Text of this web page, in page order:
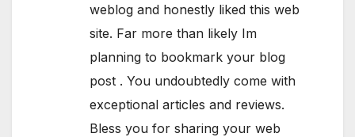
weblog and honestly liked this web
site. Far more than likely Im
planning to bookmark your blog
post . You undoubtedly come with
exceptional articles and reviews.
Bless you for sharing your web